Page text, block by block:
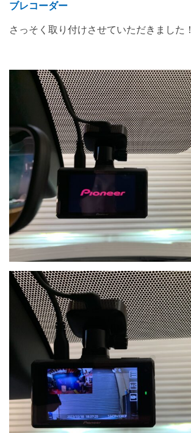
ブレコーダー
さっそく取り付けさせていただきました！